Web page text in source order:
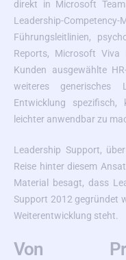
direkt in Microsoft
Leadership-Competency-
Führungsleitlinien,
Reports, Microsoft Viva
Kunden ausgewählte
weiteres generisches
Entwicklung spezifisch,
leichter anwendbar zu
Leadership Support,
Reise hinter diesem
Material besagt, dass
Support 2012 gegründet
Weiterentwicklung steht.
Von